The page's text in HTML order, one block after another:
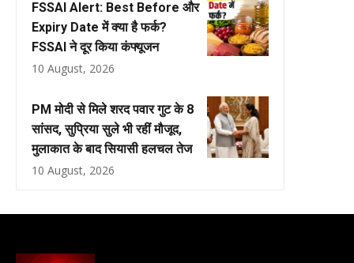
FSSAI Alert: Best Before और
Expiry Date में क्या है फर्क?
FSSAI ने दूर किया कंफ्यूजन
10 August, 2026
PM मोदी से मिले शरद पवार गुट के 8
सांसद, सुप्रिया सुले भी रहीं मौजूद,
मुलाकात के बाद सियासी हलचल तेज
10 August, 2026